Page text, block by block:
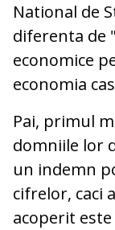
National de
diferenta de
economice
economia
Pai, primul
domniile lor
un indemn
cifrelor, caci
acoperit